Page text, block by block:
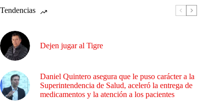
Tendencias
Dejen jugar al Tigre
Daniel Quintero asegura que le puso carácter a la
Superintendencia de Salud, aceleró la entrega de
medicamentos y la atención a los pacientes